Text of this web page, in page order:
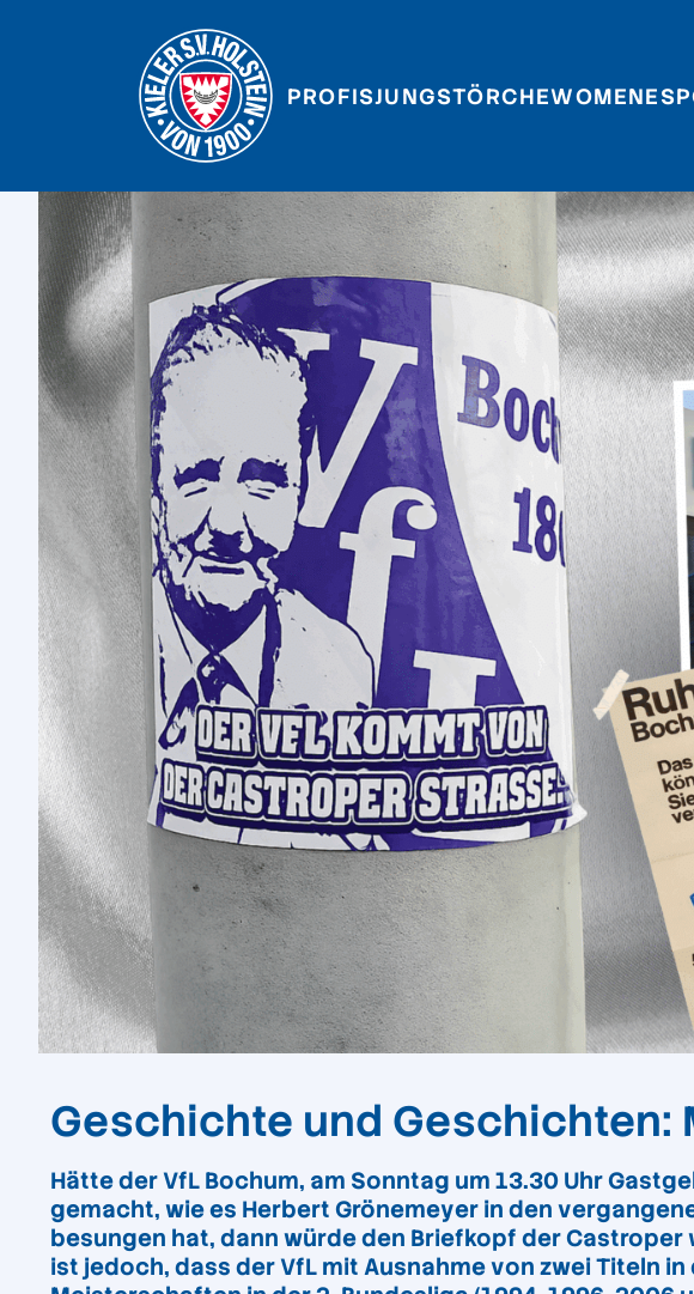
PROFISJUNGSTÖRCHEWOMEN
Geschichte und Geschichten:
Hätte der VfL Bochum, am Sonntag um 13.30 Uhr
gemacht, wie es Herbert Grönemeyer in den
besungen hat, dann würde den Briefkopf der
ist jedoch, dass der VfL mit Ausnahme von zwei Titeln